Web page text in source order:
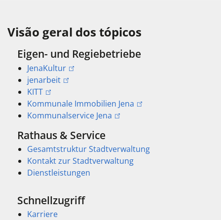
Visão geral dos tópicos
Eigen- und Regiebetriebe
JenaKultur
jenarbeit
KITT
Kommunale Immobilien Jena
Kommunalservice Jena
Rathaus & Service
Gesamtstruktur Stadtverwaltung
Kontakt zur Stadtverwaltung
Dienstleistungen
Schnellzugriff
Karriere